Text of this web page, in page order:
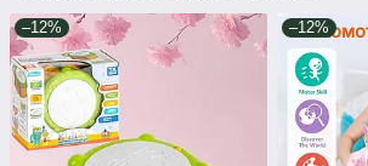
–12% –12%